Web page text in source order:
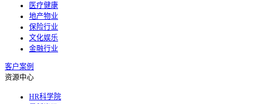
医疗健康
地产物业
保险行业
文化娱乐
金融行业
客户案例
资源中心
HR科学院